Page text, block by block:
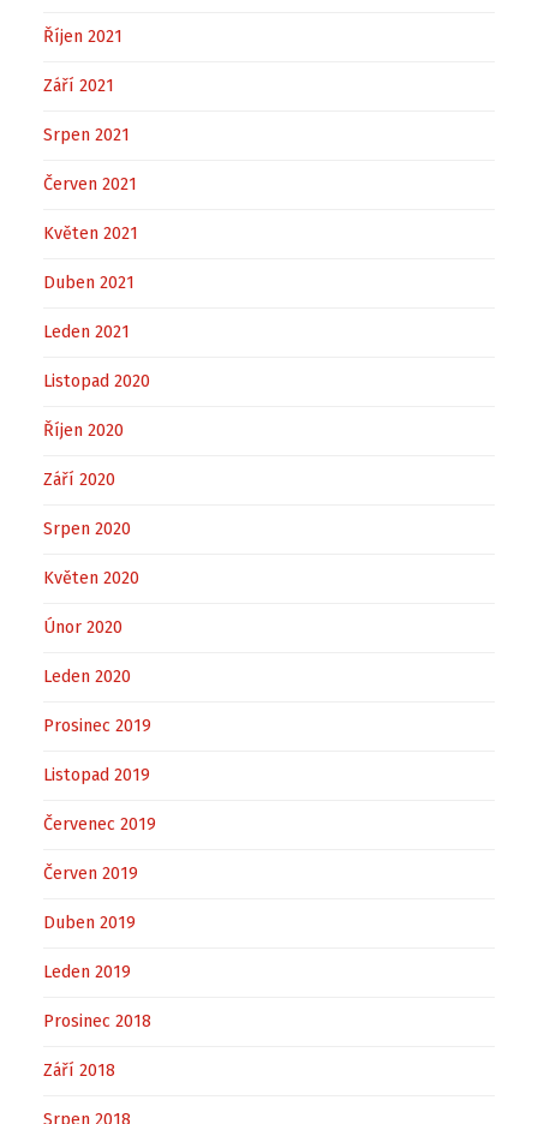
Říjen 2021
Září 2021
Srpen 2021
Červen 2021
Květen 2021
Duben 2021
Leden 2021
Listopad 2020
Říjen 2020
Září 2020
Srpen 2020
Květen 2020
Únor 2020
Leden 2020
Prosinec 2019
Listopad 2019
Červenec 2019
Červen 2019
Duben 2019
Leden 2019
Prosinec 2018
Září 2018
Srpen 2018